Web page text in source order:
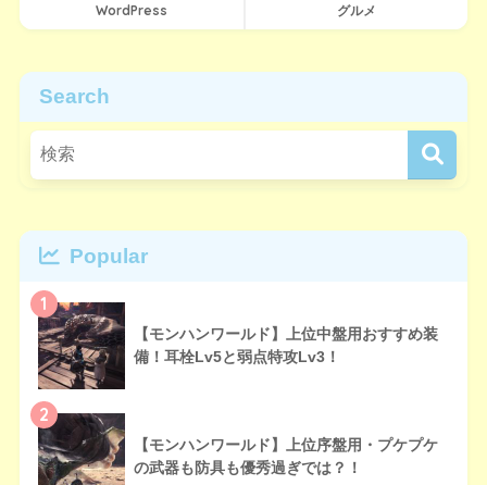
WordPress グルメ
Search
Popular
1
【モンハンワールド】上位中盤用おすすめ装
備！耳栓Lv5と弱点特攻Lv3！
2
【モンハンワールド】上位序盤用・プケプケ
の武器も防具も優秀過ぎでは？！